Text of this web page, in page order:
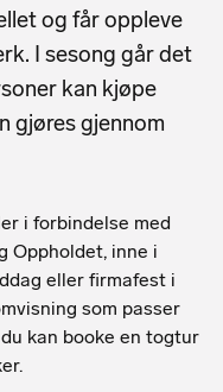
og får oppleve
I sesong går det
kan kjøpe
gjøres gjennom
i forbindelse med
Oppholdet, inne i
eller firmafest i
som passer
kan booke en togtur